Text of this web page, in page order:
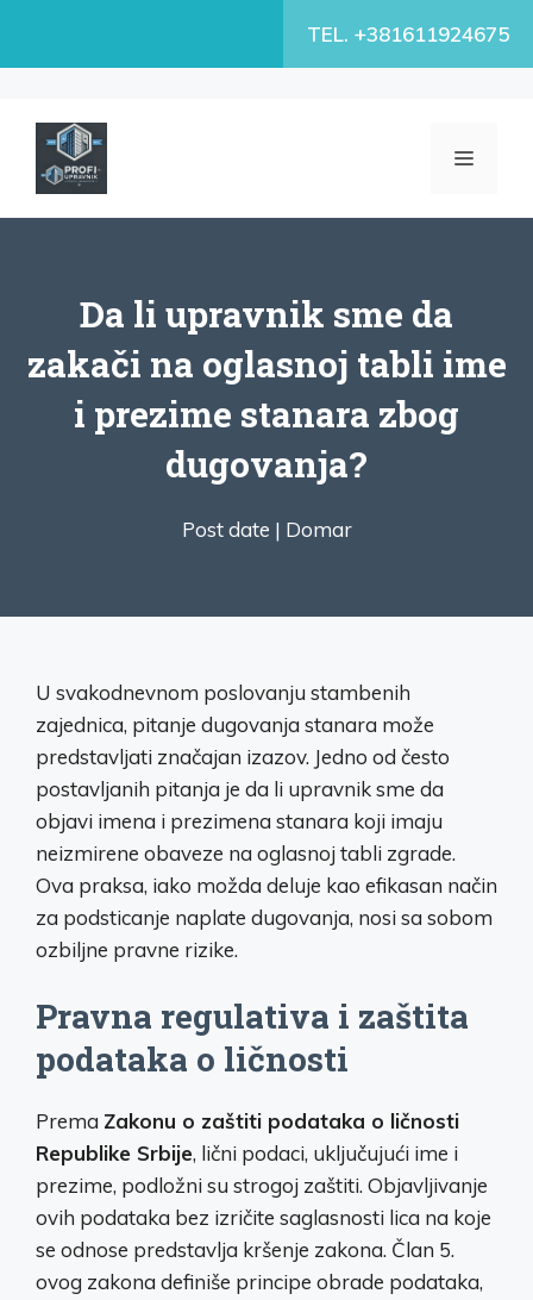
TEL. +381611924675
MENU
Da li upravnik sme da
zakači na oglasnoj tabli ime
i prezime stanara zbog
dugovanja?
Post date | Domar
U svakodnevnom poslovanju stambenih
zajednica, pitanje dugovanja stanara može
predstavljati značajan izazov. Jedno od često
postavljanih pitanja je da li upravnik sme da
objavi imena i prezimena stanara koji imaju
neizmirene obaveze na oglasnoj tabli zgrade.
Ova praksa, iako možda deluje kao efikasan način
za podsticanje naplate dugovanja, nosi sa sobom
ozbiljne pravne rizike.
Pravna regulativa i zaštita
podataka o ličnosti
Prema Zakonu o zaštiti podataka o ličnosti
Republike Srbije, lični podaci, uključujući ime i
prezime, podložni su strogoj zaštiti. Objavljivanje
ovih podataka bez izričite saglasnosti lica na koje
se odnose predstavlja kršenje zakona. Član 5.
ovog zakona definiše principe obrade podataka,